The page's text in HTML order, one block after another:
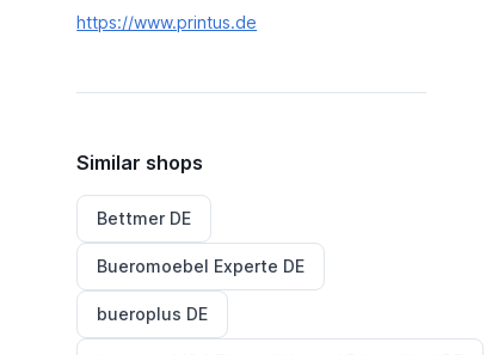
https://www.printus.de
Similar shops
Bettmer DE
Bueromoebel Experte DE
bueroplus DE